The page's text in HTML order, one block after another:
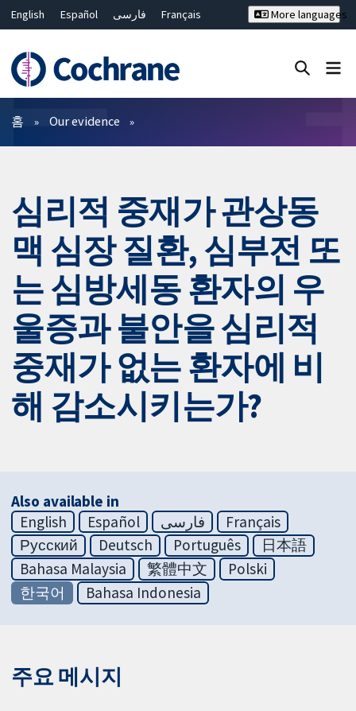
English Español فارسی
Français
Bahasa Malaysia
ไทย
繁體中文
简体中文
More languages
필터
홈 Our evidence
심리적 중재가 관상동
맥 심장 질환, 심부전 또
는 심방세동 환자의 우
울증과 불안을 심리적
중재가 없는 환자에 비
해 감소시키는가?
Also available in
English
Español فارسی
Français
Русский
Deutsch Português
日本語
Bahasa Malaysia
繁體中文
Polski
한국어
Bahasa Indonesia
주요 메시지